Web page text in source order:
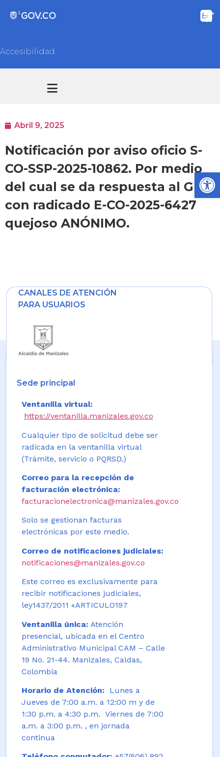
Accesibilidad
Abril 9, 2025
Notificación por aviso oficio S-
CO-SSP-2025-10862. Por medio
del cual se da respuesta al GED
con radicado E-CO-2025-6427
quejoso ANÓNIMO.
CANALES DE ATENCIÓN
PARA USUARIOS
Sede principal
Ventanilla virtual:
https://ventanilla.manizales.gov.co
Cualquier tipo de solicitud debe ser
radicada en la ventanilla virtual
(Trámite, servicio o PQRSD.)
Correo para la recepción de
facturación electrónica:
facturacionelectronica@manizales.gov.co
Solo se gestionan facturas
electrónicas por este medio.
Correo de notificaciones judiciales:
notificaciones@manizales.gov.co
Este correo es exclusivamente para
recibir notificaciones judiciales,
ley1437/2011 «ARTICULO197
Ventanilla única: Atención
presencial, ubicada en el Centro
Administrativo Municipal CAM – Calle
19 No. 21-44. Manizales, Caldas,
Colombia
Horario de Atención:
Lunes a
Jueves de 7:00 a.m. a 12:00 m y de
1:30 p.m. a 4:30 p.m. Viernes de 7:00
a.m. a 3:00 p.m. , en jornada
continua